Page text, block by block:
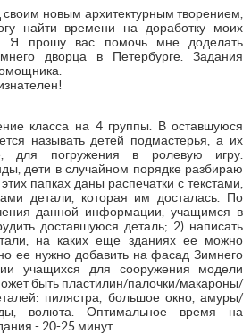
своим новым архитектурным творением,
найти времени на доработку моих
Я прошу вас помочь мне доделать
дворца в Петербурге. Задания
класса на 4 группы. В оставшуюся
называть детей подмастерья, а их
для погружения в ролевую игру.
дети в случайном порядке разбираю
папках даны распечатки с текстами,
детали, которая им досталась. По
данной информации, учащимся в
доставшуюся деталь; 2) написать
на каких еще зданиях ее можно
ее нужно добавить на фасад Зимнего
учащихся для сооружения модели
быть пластилин/палочки/макароны/
пилястра, большое окно, амуры/
волюта. Оптимальное время на
- 20-25 минут.